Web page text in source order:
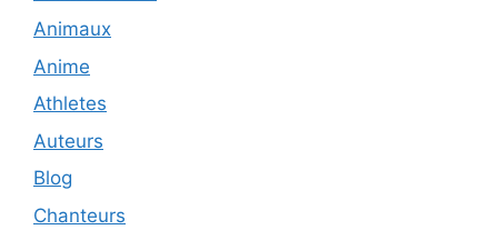
Animaux
Anime
Athletes
Auteurs
Blog
Chanteurs